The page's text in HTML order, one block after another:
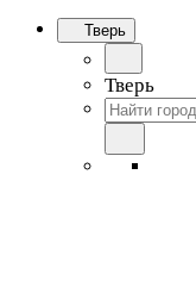
Тверь
Тверь